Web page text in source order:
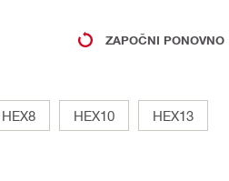
ZAPOČNI PONOVNO
HEX8 HEX10 HEX13